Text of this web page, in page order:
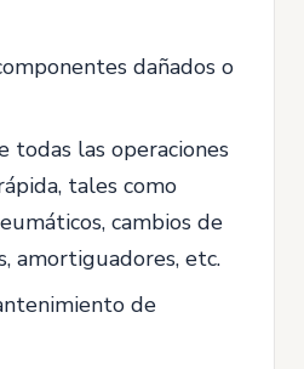
dañados o
todas las operaciones
tales como
cambios de
amortiguadores, etc.
de